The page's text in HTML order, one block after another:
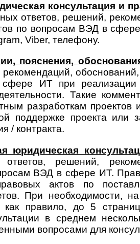
консультация и
отве­тов, реше­ний,
по воп­росам ВЭД в
Viber, телефону.
пояснения,
ИТ при реализации
Такие
разработкам проектов
поддержке проекта или
/ контракта.
юридическая
реше­ний,
ВЭД в сфере ИТ.
актов по
При необходимости,
как правило, до 5
в среднем
вопросами для